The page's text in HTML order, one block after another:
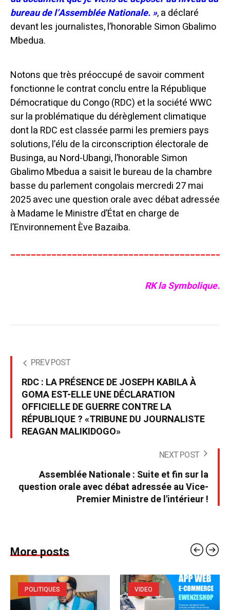
bureau de l’Assemblée Nationale. », a déclaré
devant les journalistes, l’honorable Simon Gbalimo
Mbedua.
Notons que très préoccupé de savoir comment
fonctionne le contrat conclu entre la République
Démocratique du Congo (RDC) et la société WWC
sur la problématique du dérèglement climatique
dont la RDC est classée parmi les premiers pays
solutions, l’élu de la circonscription électorale de
Businga, au Nord-Ubangi, l’honorable Simon
Gbalimo Mbedua a saisit le bureau de la chambre
basse du parlement congolais mercredi 27 mai
2025 avec une question orale avec débat adressée
à Madame le Ministre d’État en charge de
l’Environnement Ève Bazaiba.
RK la Symbolique.
PREV POST
RDC : LA PRÉSENCE DE JOSEPH KABILA À
GOMA EST-ELLE UNE DÉCLARATION
OFFICIELLE DE GUERRE CONTRE LA
RÉPUBLIQUE ? «TRIBUNE DU JOURNALISTE
REAGAN MALIKIDOGO»
NEXT POST
Assemblée Nationale : Suite et fin sur la
question orale avec débat adressée au Vice-
Premier Ministre de l'intérieur !
More posts
POLITIQUES VIDEO